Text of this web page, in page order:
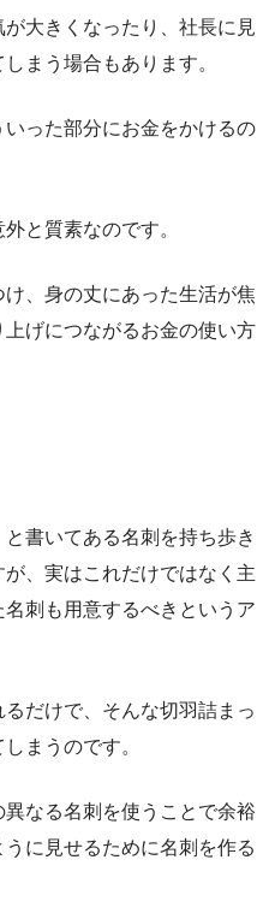
大きくなったり、社長に見
まう場合もあります。
った部分にお金をかけるの
と質素なのです。
、身の丈にあった生活が焦
げにつながるお金の使い方
書いてある名刺を持ち歩き
、実はこれだけではなく主
刺も用意するべきというア
だけで、そんな切羽詰まっ
まうのです。
なる名刺を使うことで余裕
に見せるために名刺を作る